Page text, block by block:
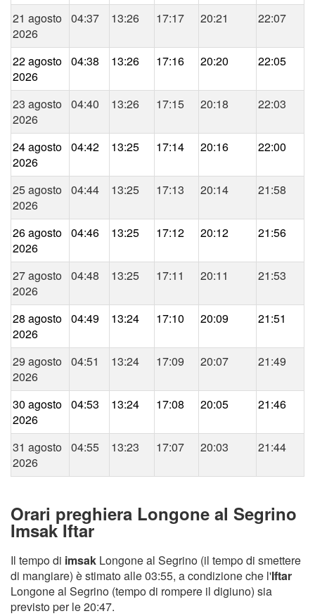
21 agosto
2026
04:37 13:26 17:17 20:21 22:07
22 agosto
2026
04:38 13:26 17:16 20:20 22:05
23 agosto
2026
04:40 13:26 17:15 20:18 22:03
24 agosto
2026
04:42 13:25 17:14 20:16 22:00
25 agosto
2026
04:44 13:25 17:13 20:14 21:58
26 agosto
2026
04:46 13:25 17:12 20:12 21:56
27 agosto
2026
04:48 13:25 17:11 20:11 21:53
28 agosto
2026
04:49 13:24 17:10 20:09 21:51
29 agosto
2026
04:51 13:24 17:09 20:07 21:49
30 agosto
2026
04:53 13:24 17:08 20:05 21:46
31 agosto
2026
04:55 13:23 17:07 20:03 21:44
Orari preghiera Longone al Segrino
Imsak Iftar
Il tempo di imsak Longone al Segrino (il tempo di smettere
di mangiare) è stimato alle 03:55, a condizione che l'Iftar
Longone al Segrino (tempo di rompere il digiuno) sia
previsto per le 20:47.